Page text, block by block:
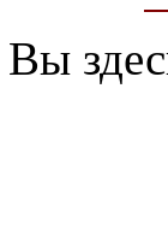
Вы